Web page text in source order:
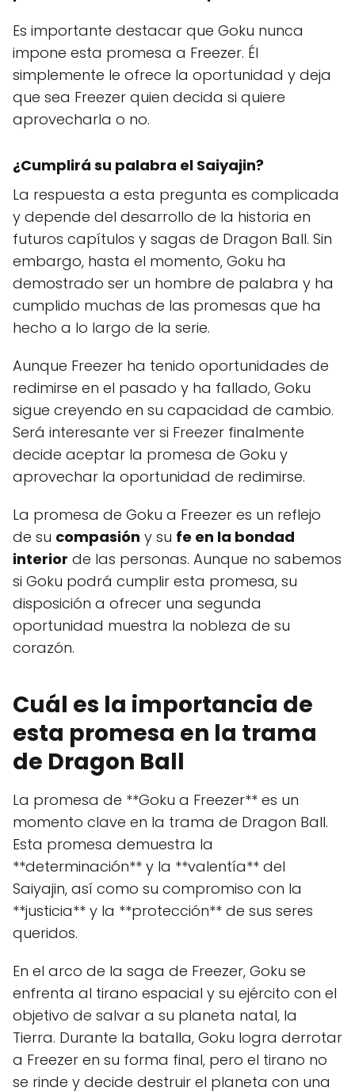
Es importante destacar que Goku nunca
impone esta promesa a Freezer. Él
simplemente le ofrece la oportunidad y deja
que sea Freezer quien decida si quiere
aprovecharla o no.
¿Cumplirá su palabra el Saiyajin?
La respuesta a esta pregunta es complicada
y depende del desarrollo de la historia en
futuros capítulos y sagas de Dragon Ball. Sin
embargo, hasta el momento, Goku ha
demostrado ser un hombre de palabra y ha
cumplido muchas de las promesas que ha
hecho a lo largo de la serie.
Aunque Freezer ha tenido oportunidades de
redimirse en el pasado y ha fallado, Goku
sigue creyendo en su capacidad de cambio.
Será interesante ver si Freezer finalmente
decide aceptar la promesa de Goku y
aprovechar la oportunidad de redimirse.
La promesa de Goku a Freezer es un reflejo
de su compasión y su fe en la bondad
interior de las personas. Aunque no sabemos
si Goku podrá cumplir esta promesa, su
disposición a ofrecer una segunda
oportunidad muestra la nobleza de su
corazón.
Cuál es la importancia de
esta promesa en la trama
de Dragon Ball
La promesa de **Goku a Freezer** es un
momento clave en la trama de Dragon Ball.
Esta promesa demuestra la
**determinación** y la **valentía** del
Saiyajin, así como su compromiso con la
**justicia** y la **protección** de sus seres
queridos.
En el arco de la saga de Freezer, Goku se
enfrenta al tirano espacial y su ejército con el
objetivo de salvar a su planeta natal, la
Tierra. Durante la batalla, Goku logra derrotar
a Freezer en su forma final, pero el tirano no
se rinde y decide destruir el planeta con una